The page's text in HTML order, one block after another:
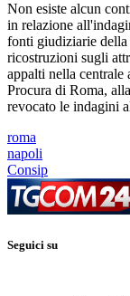
Non esiste alcun
in relazione
fonti giudiziarie della
ricostruzioni sugli
appalti nella centrale
Procura di Roma,
revocato le indagini
roma
napoli
Consip
Seguici su